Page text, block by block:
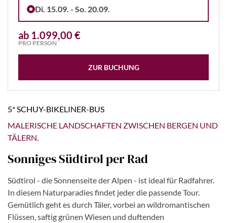
Di. 15.09. - So. 20.09.
ab 1.099,00 €
PRO PERSON
ZUR BUCHUNG
5* SCHUY-BIKELINER-BUS
MALERISCHE LANDSCHAFTEN ZWISCHEN BERGEN UND
TÄLERN.
Sonniges Südtirol per Rad
Südtirol - die Sonnenseite der Alpen - ist ideal für Radfahrer.
In diesem Naturparadies findet jeder die passende Tour.
Gemütlich geht es durch Täler, vorbei an wildromantischen
Flüssen, saftig grünen Wiesen und duftenden